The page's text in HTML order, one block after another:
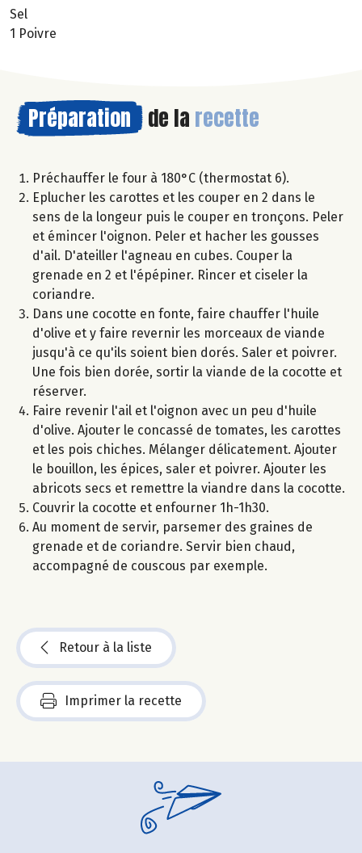
Sel
1 Poivre
Préparation de la recette
Préchauffer le four à 180°C (thermostat 6).
Eplucher les carottes et les couper en 2 dans le
sens de la longeur puis le couper en tronçons. Peler
et émincer l'oignon. Peler et hacher les gousses
d'ail. D'ateiller l'agneau en cubes. Couper la
grenade en 2 et l'épépiner. Rincer et ciseler la
coriandre.
Dans une cocotte en fonte, faire chauffer l'huile
d'olive et y faire revernir les morceaux de viande
jusqu'à ce qu'ils soient bien dorés. Saler et poivrer.
Une fois bien dorée, sortir la viande de la cocotte et
réserver.
Faire revenir l'ail et l'oignon avec un peu d'huile
d'olive. Ajouter le concassé de tomates, les carottes
et les pois chiches. Mélanger délicatement. Ajouter
le bouillon, les épices, saler et poivrer. Ajouter les
abricots secs et remettre la viandre dans la cocotte.
Couvrir la cocotte et enfourner 1h-1h30.
Au moment de servir, parsemer des graines de
grenade et de coriandre. Servir bien chaud,
accompagné de couscous par exemple.
Retour à la liste
Imprimer la recette